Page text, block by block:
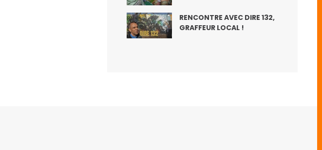
RENCONTRE AVEC DIRE 132,
GRAFFEUR LOCAL !